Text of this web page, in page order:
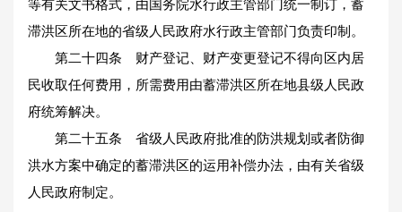
等有关文书格式，由国务院水行政主管部门统一制订，蓄
滞洪区所在地的省级人民政府水行政主管部门负责印制。
第二十四条 财产登记、财产变更登记不得向区内居
民收取任何费用，所需费用由蓄滞洪区所在地县级人民政
府统筹解决。
第二十五条 省级人民政府批准的防洪规划或者防御
洪水方案中确定的蓄滞洪区的运用补偿办法，由有关省级
人民政府制定。